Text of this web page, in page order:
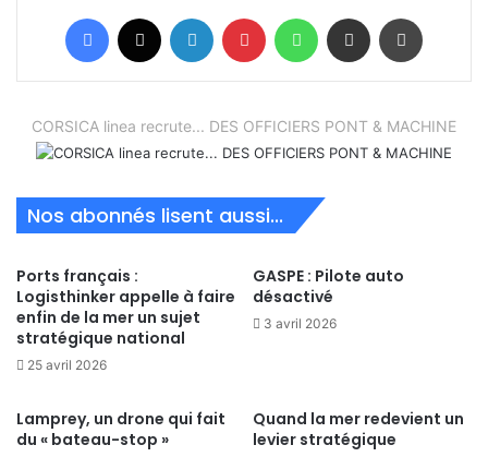
Facebook Linkedin Pinterest WhatsAppPartager par email
CORSICA linea recrute... DES OFFICIERS PONT & MACHINE
Nos abonnés lisent aussi...
Ports français :
Logisthinker appelle à faire
enfin de la mer un sujet
stratégique national
25 avril 2026
GASPE : Pilote auto
désactivé
3 avril 2026
Lamprey, un drone qui fait
du « bateau-stop »
Quand la mer redevient un
levier stratégique